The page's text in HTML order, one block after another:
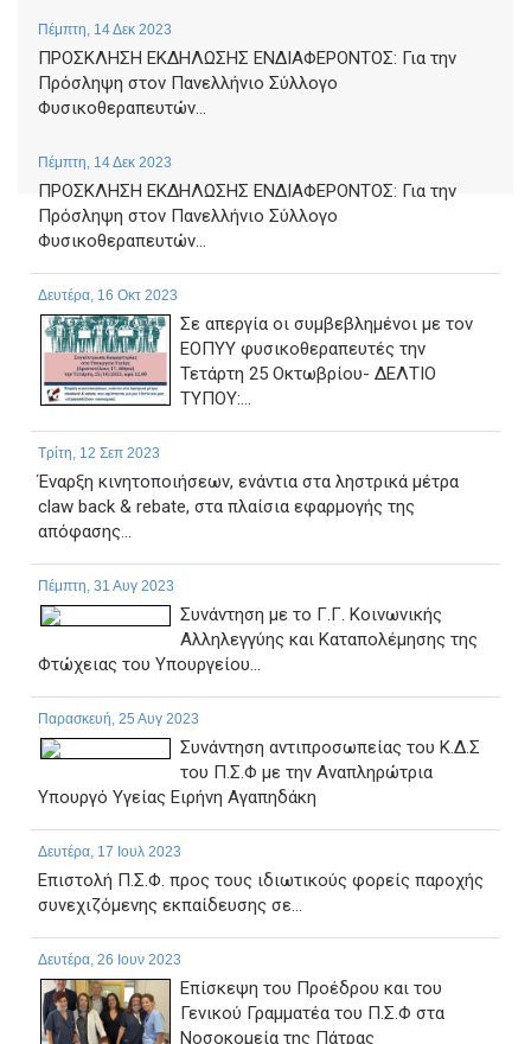
Πέμπτη, 14 Δεκ 2023
ΠΡΟΣΚΛΗΣΗ ΕΚΔΗΛΩΣΗΣ ΕΝΔΙΑΦΕΡΟΝΤΟΣ: Για την
Πρόσληψη στον Πανελλήνιο Σύλλογο
Φυσικοθεραπευτών...
Πέμπτη, 14 Δεκ 2023
ΠΡΟΣΚΛΗΣΗ ΕΚΔΗΛΩΣΗΣ ΕΝΔΙΑΦΕΡΟΝΤΟΣ: Για την
Πρόσληψη στον Πανελλήνιο Σύλλογο
Φυσικοθεραπευτών...
Δευτέρα, 16 Οκτ 2023
Σε απεργία οι συμβεβλημένοι με τον
ΕΟΠΥΥ φυσικοθεραπευτές την
Τετάρτη 25 Οκτωβρίου- ΔΕΛΤΙΟ
ΤΥΠΟΥ:...
Τρίτη, 12 Σεπ 2023
Έναρξη κινητοποιήσεων, ενάντια στα ληστρικά μέτρα
claw back & rebate, στα πλαίσια εφαρμογής της
απόφασης...
Πέμπτη, 31 Αυγ 2023
Συνάντηση με το Γ.Γ. Κοινωνικής
Αλληλεγγύης και Kαταπολέμησης της
Φτώχειας του Υπουργείου...
Παρασκευή, 25 Αυγ 2023
Συνάντηση αντιπροσωπείας του Κ.Δ.Σ
του Π.Σ.Φ με την Αναπληρώτρια
Υπουργό Υγείας Ειρήνη Αγαπηδάκη
Δευτέρα, 17 Ιουλ 2023
Επιστολή Π.Σ.Φ. προς τους ιδιωτικούς φορείς παροχής
συνεχιζόμενης εκπαίδευσης σε...
Δευτέρα, 26 Ιουν 2023
Επίσκεψη του Προέδρου και του
Γενικού Γραμματέα του Π.Σ.Φ στα
Νοσοκομεία της Πάτρας